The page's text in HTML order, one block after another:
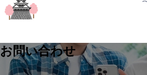
お問い合わせ